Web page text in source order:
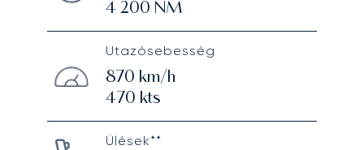
4 200 NM
Utazósebesség
870 km/h
470 kts
Ülések**